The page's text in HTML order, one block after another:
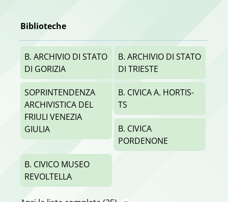
Biblioteche
B. ARCHIVIO DI STATO
DI GORIZIA
B. ARCHIVIO DI STATO
DI TRIESTE
SOPRINTENDENZA
ARCHIVISTICA DEL
FRIULI VENEZIA
GIULIA
B. CIVICA A. HORTIS-
TS
B. CIVICA
PORDENONE
B. CIVICO MUSEO
REVOLTELLA